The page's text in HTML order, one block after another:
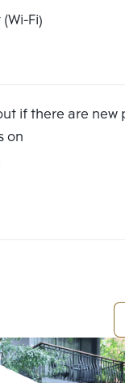
Fi)
if there are new
on